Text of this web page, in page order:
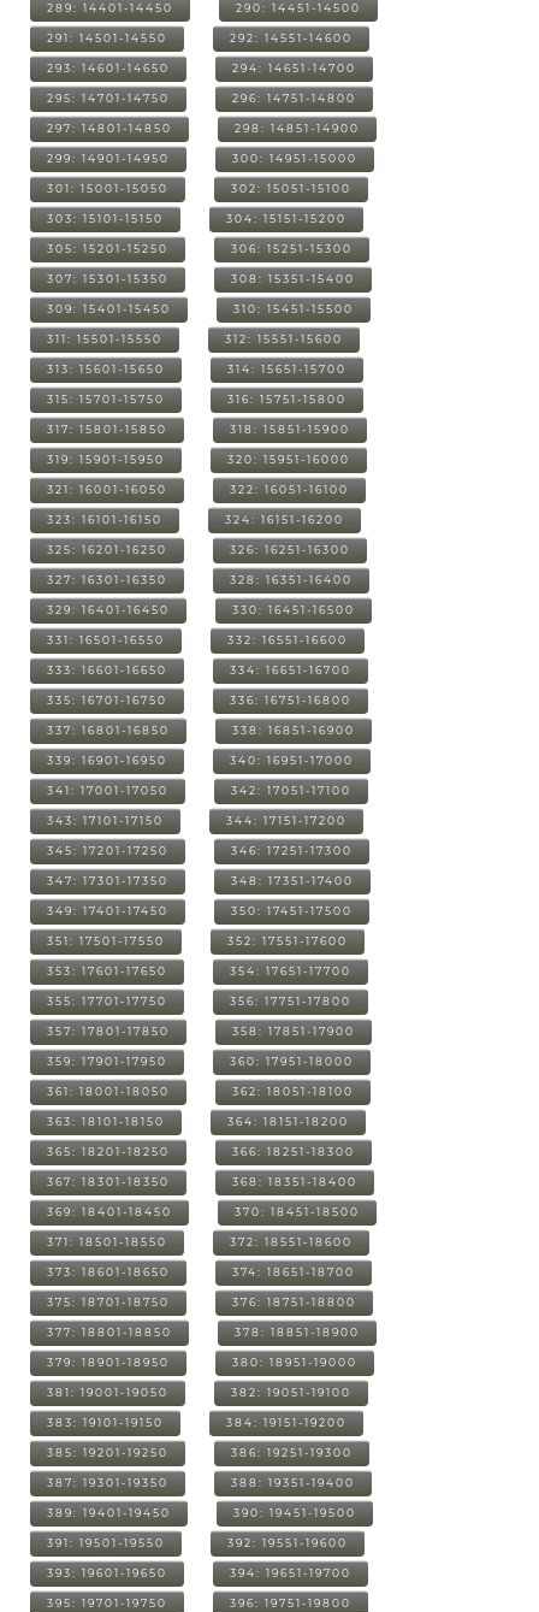
289: 14401-14450 290: 14451-14500
291: 14501-14550 292: 14551-14600
293: 14601-14650 294: 14651-14700
295: 14701-14750 296: 14751-14800
297: 14801-14850 298: 14851-14900
299: 14901-14950 300: 14951-15000
301: 15001-15050 302: 15051-15100
303: 15101-15150 304: 15151-15200
305: 15201-15250 306: 15251-15300
307: 15301-15350 308: 15351-15400
309: 15401-15450 310: 15451-15500
311: 15501-15550 312: 15551-15600
313: 15601-15650 314: 15651-15700
315: 15701-15750 316: 15751-15800
317: 15801-15850 318: 15851-15900
319: 15901-15950 320: 15951-16000
321: 16001-16050 322: 16051-16100
323: 16101-16150 324: 16151-16200
325: 16201-16250 326: 16251-16300
327: 16301-16350 328: 16351-16400
329: 16401-16450 330: 16451-16500
331: 16501-16550 332: 16551-16600
333: 16601-16650 334: 16651-16700
335: 16701-16750 336: 16751-16800
337: 16801-16850 338: 16851-16900
339: 16901-16950 340: 16951-17000
341: 17001-17050 342: 17051-17100
343: 17101-17150 344: 17151-17200
345: 17201-17250 346: 17251-17300
347: 17301-17350 348: 17351-17400
349: 17401-17450 350: 17451-17500
351: 17501-17550 352: 17551-17600
353: 17601-17650 354: 17651-17700
355: 17701-17750 356: 17751-17800
357: 17801-17850 358: 17851-17900
359: 17901-17950 360: 17951-18000
361: 18001-18050 362: 18051-18100
363: 18101-18150 364: 18151-18200
365: 18201-18250 366: 18251-18300
367: 18301-18350 368: 18351-18400
369: 18401-18450 370: 18451-18500
371: 18501-18550 372: 18551-18600
373: 18601-18650 374: 18651-18700
375: 18701-18750 376: 18751-18800
377: 18801-18850 378: 18851-18900
379: 18901-18950 380: 18951-19000
381: 19001-19050 382: 19051-19100
383: 19101-19150 384: 19151-19200
385: 19201-19250 386: 19251-19300
387: 19301-19350 388: 19351-19400
389: 19401-19450 390: 19451-19500
391: 19501-19550 392: 19551-19600
393: 19601-19650 394: 19651-19700
395: 19701-19750 396: 19751-19800